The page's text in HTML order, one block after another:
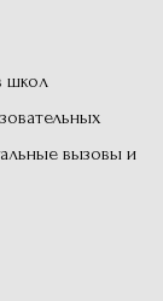
школ
вызовы и